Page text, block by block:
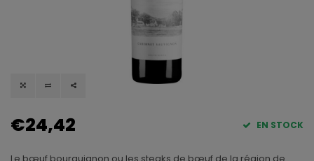
€24,42 EN STOCK